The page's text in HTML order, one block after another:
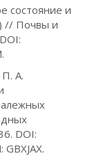
состояние и
// Почвы и
А.
DOI: